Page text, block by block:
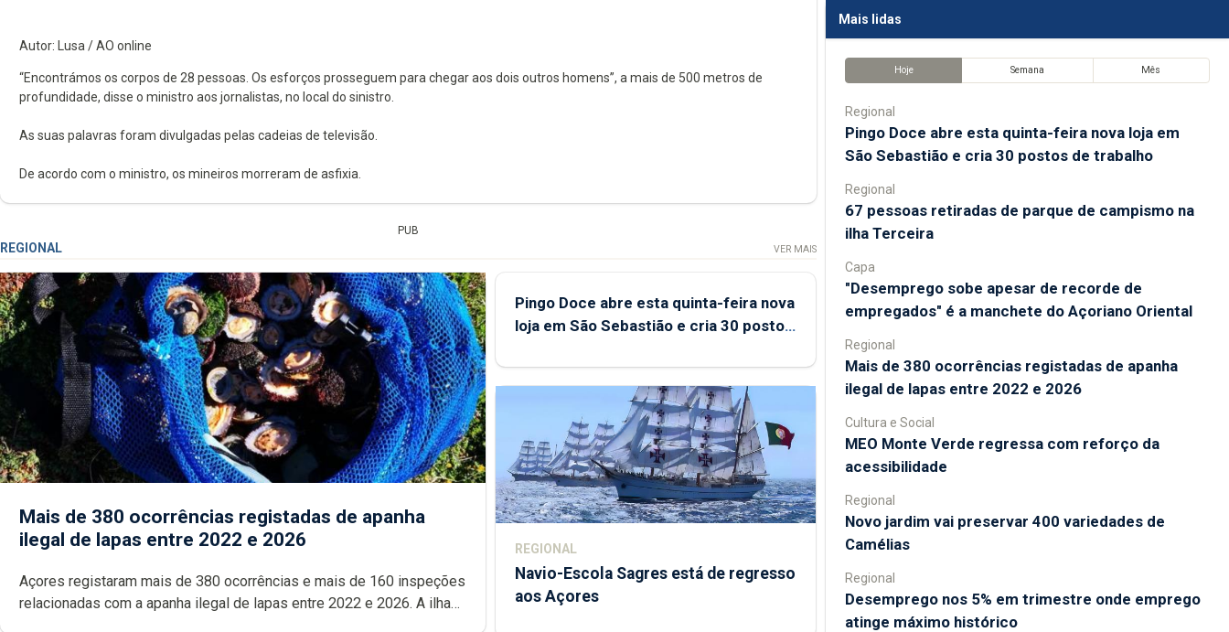
Autor: Lusa / AO online
“Encontrámos os corpos de 28 pessoas. Os esforços prosseguem para chegar aos dois outros homens”, a mais de 500 metros de
profundidade, disse o ministro aos jornalistas, no local do sinistro.
As suas palavras foram divulgadas pelas cadeias de televisão.
De acordo com o ministro, os mineiros morreram de asfixia.
PUB
REGIONAL VER MAIS
Mais de 380 ocorrências registadas de apanha
ilegal de lapas entre 2022 e 2026
Açores registaram mais de 380 ocorrências e mais de 160 inspeções
relacionadas com a apanha ilegal de lapas entre 2022 e 2026. A ilha
Pingo Doce abre esta quinta-feira nova
loja em São Sebastião e cria 30 postos
REGIONAL
Navio-Escola Sagres está de regresso
aos Açores
Mais lidas
Hoje Semana Mês
Regional
Pingo Doce abre esta quinta-feira nova loja em
São Sebastião e cria 30 postos de trabalho
Regional
67 pessoas retiradas de parque de campismo na
ilha Terceira
Capa
"Desemprego sobe apesar de recorde de
empregados" é a manchete do Açoriano Oriental
Regional
Mais de 380 ocorrências registadas de apanha
ilegal de lapas entre 2022 e 2026
Cultura e Social
MEO Monte Verde regressa com reforço da
acessibilidade
Regional
Novo jardim vai preservar 400 variedades de
Camélias
Regional
Desemprego nos 5% em trimestre onde emprego
atinge máximo histórico